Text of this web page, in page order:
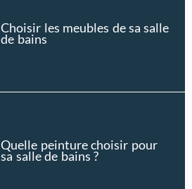
Choisir les meubles de sa salle
de bains
Quelle peinture choisir pour
sa salle de bains ?